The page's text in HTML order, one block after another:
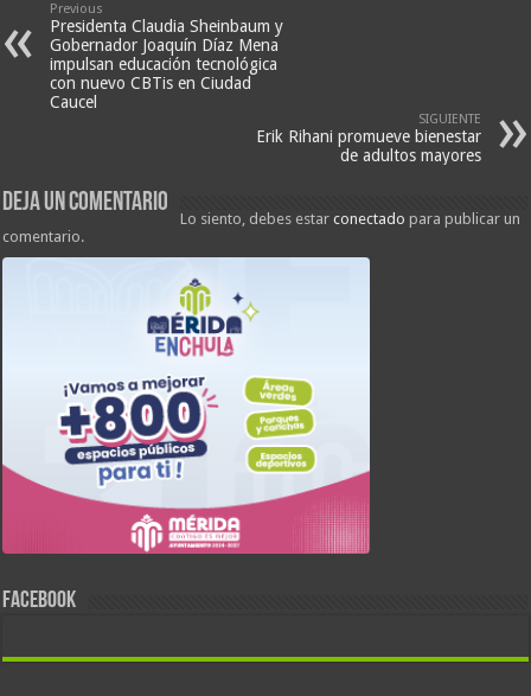
Previous
Presidenta Claudia Sheinbaum y
Gobernador Joaquín Díaz Mena
impulsan educación tecnológica
con nuevo CBTis en Ciudad
Caucel
SIGUIENTE
Erik Rihani promueve bienestar
de adultos mayores
Deja un comentario
Lo siento, debes estarconectado para publicar un
comentario.
FACEBOOK